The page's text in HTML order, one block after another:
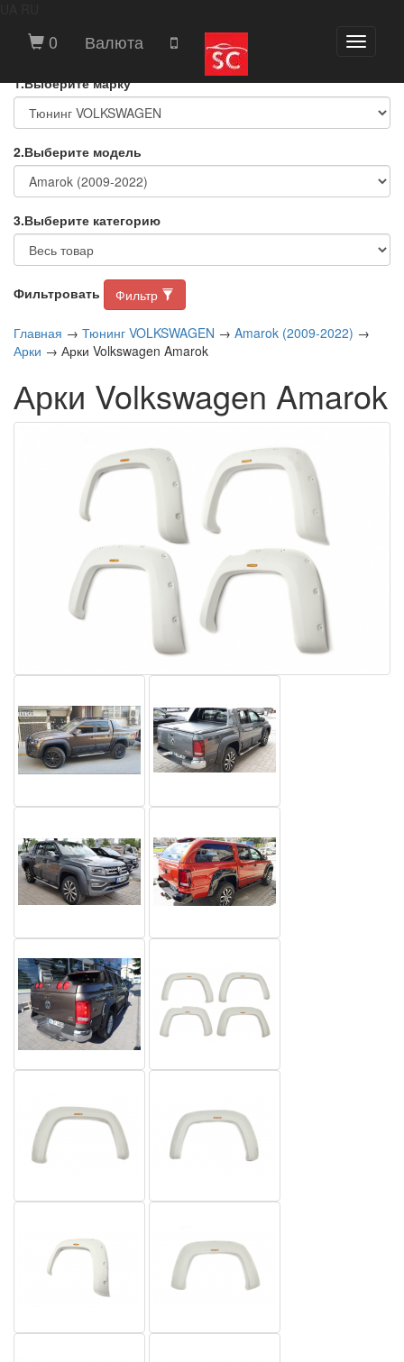
Toggle
0 Валюта
ВЫБЕРИТЕ МАРКУ И МОДЕЛЬ
АВТОМОБИЛЯ
1.Выберите марку
2.Выберите модель
3.Выберите категорию
Фильтровать Фильтр
Главная → Тюнинг VOLKSWAGEN → Amarok (2009-2022) →
Арки → Арки Volkswagen Amarok
Арки Volkswagen Amarok